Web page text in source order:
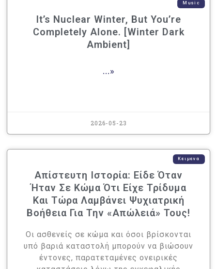
Music
It’s Nuclear Winter, But You’re
Completely Alone. [Winter Dark
Ambient]
...»
2026-05-23
Κειμενα
Απίστευτη Ιστορία: Είδε Όταν
Ήταν Σε Κώμα Ότι Είχε Τρίδυμα
Και Τώρα Λαμβάνει Ψυχιατρική
Βοήθεια Για Την «απώλειά» Τους!
Οι ασθενείς σε κώμα και όσοι βρίσκονται
υπό βαριά καταστολή μπορούν να βιώσουν
έντονες, παρατεταμένες ονειρικές